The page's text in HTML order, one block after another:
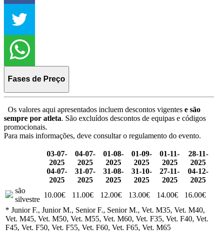
Fases de Preço
Os valores aqui apresentados incluem descontos vigentes e são
sempre por atleta. São excluídos descontos de equipas e códigos
promocionais.
Para mais informações, deve consultar o regulamento do evento.
03-07-
2025
04-07-
2025
04-07-
2025
31-07-
2025
01-08-
2025
31-08-
2025
01-09-
2025
31-10-
2025
01-11-
2025
27-11-
2025
28-11-
2025
04-12-
2025
são
silvestre
10.00€ 11.00€ 12.00€ 13.00€ 14.00€
16.00€
* Junior F., Junior M., Senior F., Senior M., Vet. M35, Vet. M40,
Vet. M45, Vet. M50, Vet. M55, Vet. M60, Vet. F35, Vet. F40, Vet.
F45, Vet. F50, Vet. F55, Vet. F60, Vet. F65, Vet. M65